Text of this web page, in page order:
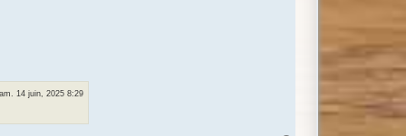
14 juin, 2025 8:29